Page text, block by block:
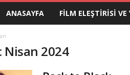
t
ANASAYFA FILM ELEŞTIRISI VE
Nisan 2024